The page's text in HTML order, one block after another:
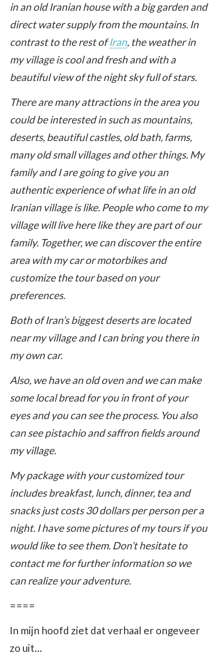
in an old Iranian house with a big garden and
direct water supply from the mountains. In
contrast to the rest ofIran, the weather in
my village is cool and fresh and with a
beautiful view of the night sky full of stars.
There are many attractions in the area you
could be interested in such as mountains,
deserts, beautiful castles, old bath, farms,
many old small villages and other things. My
family and I are going to give you an
authentic experience of what life in an old
Iranian village is like. People who come to my
village will live here like they are part of our
family. Together, we can discover the entire
area with my car or motorbikes and
customize the tour based on your
preferences.
Both of Iran’s biggest deserts are located
near my village and I can bring you there in
my own car.
Also, we have an old oven and we can make
some local bread for you in front of your
eyes and you can see the process. You also
can see pistachio and saffron fields around
my village.
My package with your customized tour
includes breakfast, lunch, dinner, tea and
snacks just costs 30 dollars per person per a
night. I have some pictures of my tours if you
would like to see them. Don’t hesitate to
contact me for further information so we
can realize your adventure.
====
In mijn hoofd ziet dat verhaal er ongeveer
zo uit…